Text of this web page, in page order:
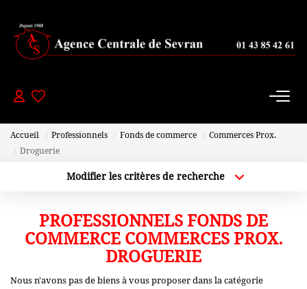
De 200 000 À 300 000 Euros
+ De 450 000 Euros
APPARTEMENTS
-150000 Euros
De 150 000 À 200 000 Euros
Accueil Professionnels Fonds de commerce
Commerces Prox.
Droguerie
Modifier les critères de recherche
Budget max Plus de critères
PROFESSIONNELS FONDS DE
COMMERCE COMMERCES PROX.
DROGUERIE
Nous n'avons pas de biens à vous proposer dans la catégorie